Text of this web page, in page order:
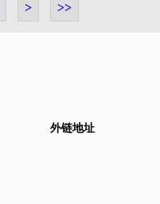
> >>
外链地址